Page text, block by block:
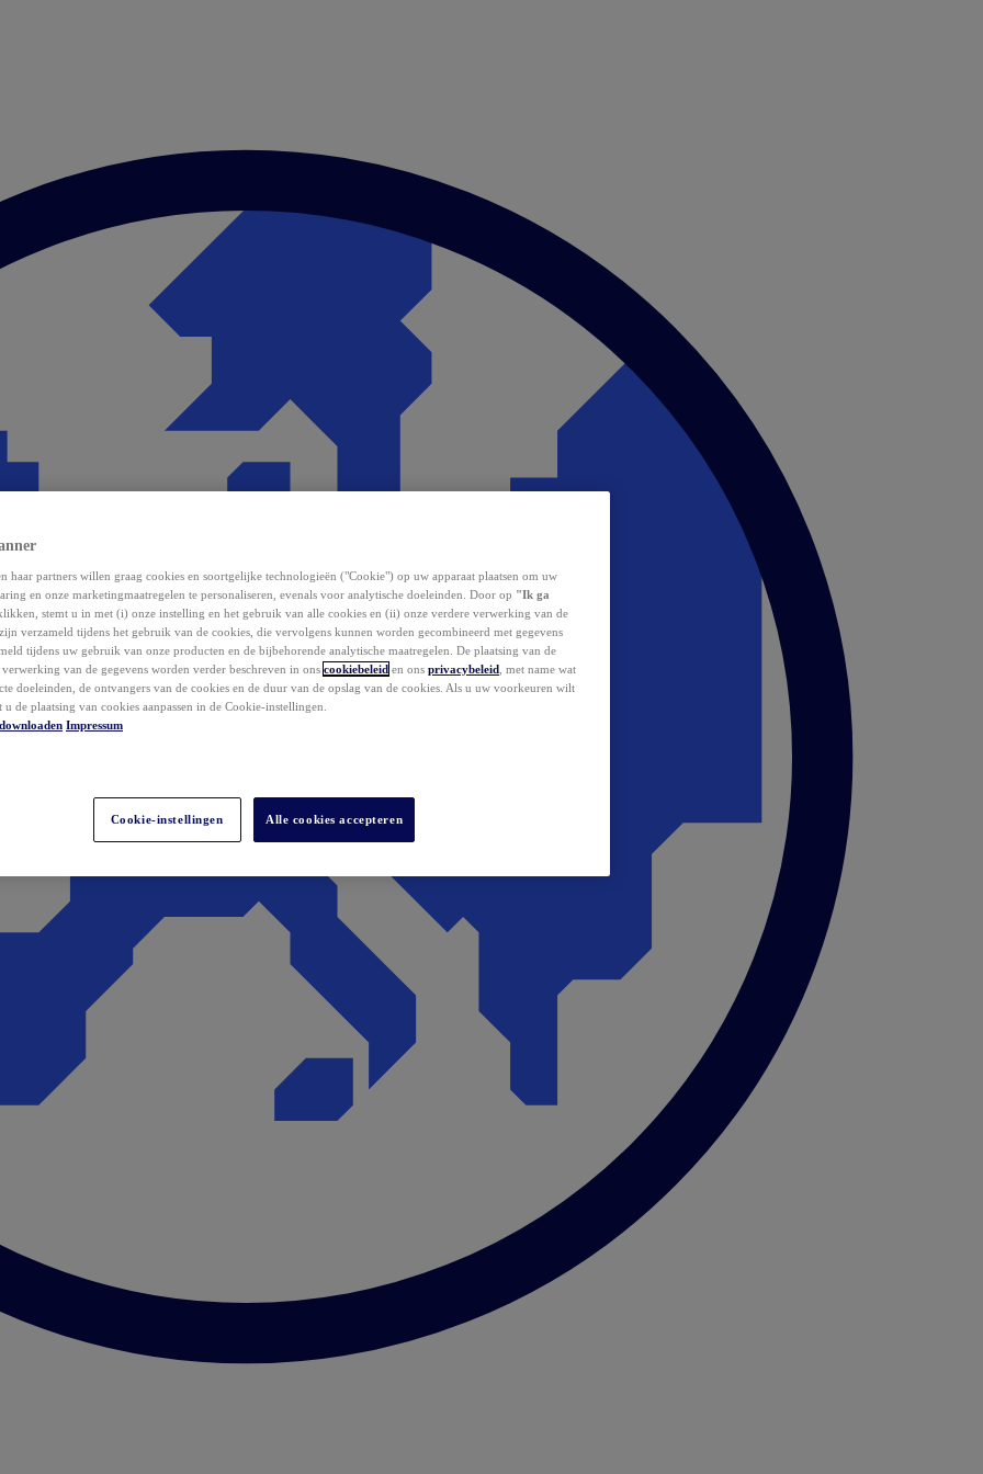
haar partners willen graag cookies en soortgelijke technologieën ("Cookie") op uw apparaat plaatsen om uw
en onze marketingmaatregelen te personaliseren, evenals voor analytische doeleinden. Door op "Ik ga
stemt u in met (i) onze instelling en het gebruik van alle cookies en (ii) onze verdere verwerking van de
verzameld tijdens het gebruik van de cookies, die vervolgens kunnen worden gecombineerd met gegevens
tijdens uw gebruik van onze producten en de bijbehorende analytische maatregelen. De plaatsing van de
van de gegevens worden verder beschreven in ons cookiebeleid en ons privacybeleid , met name wat
doeleinden, de ontvangers van de cookies en de duur van de opslag van de cookies. Als u uw voorkeuren wilt
de plaatsing van cookies aanpassen in de Cookie-instellingen.
Impressum
Cookie-instellingen Alle cookies accepteren